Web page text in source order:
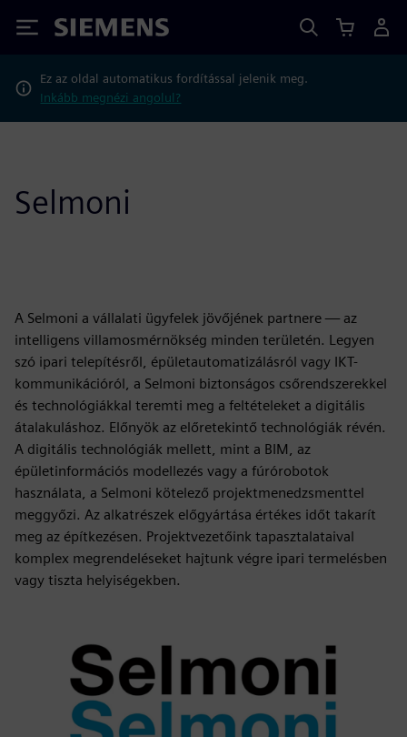
Siemens
Ez az oldal automatikus fordítással jelenik meg.
Inkább megnézi angolul?
Selmoni
A Selmoni a vállalati ügyfelek jövőjének partnere — az
intelligens villamosmérnökség minden területén. Legyen
szó ipari telepítésről, épületautomatizálásról vagy IKT-
kommunikációról, a Selmoni biztonságos csőrendszerekkel
és technológiákkal teremti meg a feltételeket a digitális
átalakuláshoz. Előnyök az előretekintő technológiák révén.
A digitális technológiák mellett, mint a BIM, az
épületinformációs modellezés vagy a fúrórobotok
használata, a Selmoni kötelező projektmenedzsmenttel
meggyőzi. Az alkatrészek előgyártása értékes időt takarít
meg az építkezésen. Projektvezetőink tapasztalataival
komplex megrendeléseket hajtunk végre ipari termelésben
vagy tiszta helyiségekben.